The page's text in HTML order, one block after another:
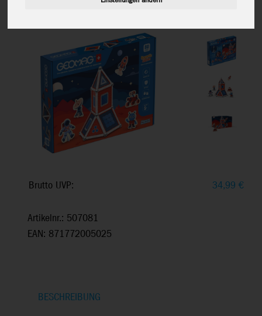
Brutto UVP: 34,99 €
Artikelnr.: 507081
EAN: 871772005025
BESCHREIBUNG